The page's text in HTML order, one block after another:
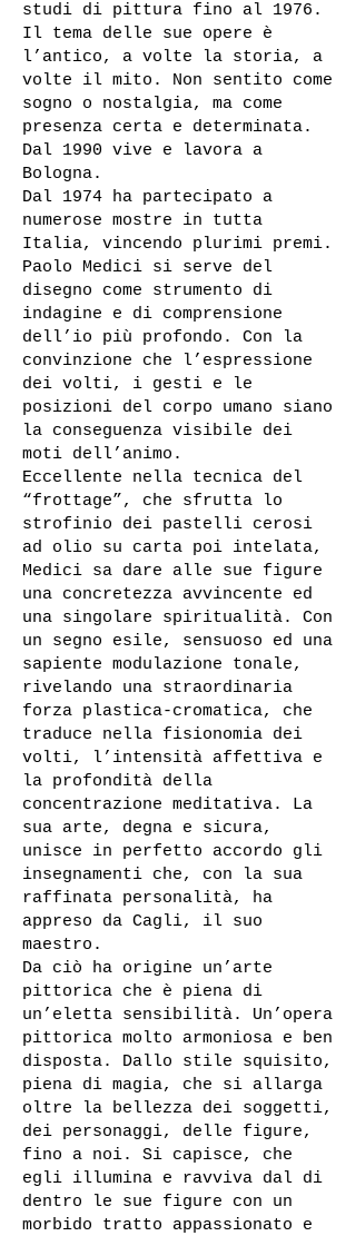
studi di pittura fino al 1976.
Il tema delle sue opere è
l’antico, a volte la storia, a
volte il mito. Non sentito come
sogno o nostalgia, ma come
presenza certa e determinata.
Dal 1990 vive e lavora a
Bologna.
Dal 1974 ha partecipato a
numerose mostre in tutta
Italia, vincendo plurimi premi.
Paolo Medici si serve del
disegno come strumento di
indagine e di comprensione
dell’io più profondo. Con la
convinzione che l’espressione
dei volti, i gesti e le
posizioni del corpo umano siano
la conseguenza visibile dei
moti dell’animo.
Eccellente nella tecnica del
“frottage”, che sfrutta lo
strofinio dei pastelli cerosi
ad olio su carta poi intelata,
Medici sa dare alle sue figure
una concretezza avvincente ed
una singolare spiritualità. Con
un segno esile, sensuoso ed una
sapiente modulazione tonale,
rivelando una straordinaria
forza plastica-cromatica, che
traduce nella fisionomia dei
volti, l’intensità affettiva e
la profondità della
concentrazione meditativa. La
sua arte, degna e sicura,
unisce in perfetto accordo gli
insegnamenti che, con la sua
raffinata personalità, ha
appreso da Cagli, il suo
maestro.
Da ciò ha origine un’arte
pittorica che è piena di
un’eletta sensibilità. Un’opera
pittorica molto armoniosa e ben
disposta. Dallo stile squisito,
piena di magia, che si allarga
oltre la bellezza dei soggetti,
dei personaggi, delle figure,
fino a noi. Si capisce, che
egli illumina e ravviva dal di
dentro le sue figure con un
morbido tratto appassionato e